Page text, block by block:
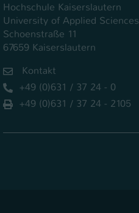
Hochschule Kaiserslautern
University of Applied Sciences
Schoenstraße 11
67659 Kaiserslautern
Kontakt
+49 (0)631 / 37 24 - 0
+49 (0)631 / 37 24 - 2105